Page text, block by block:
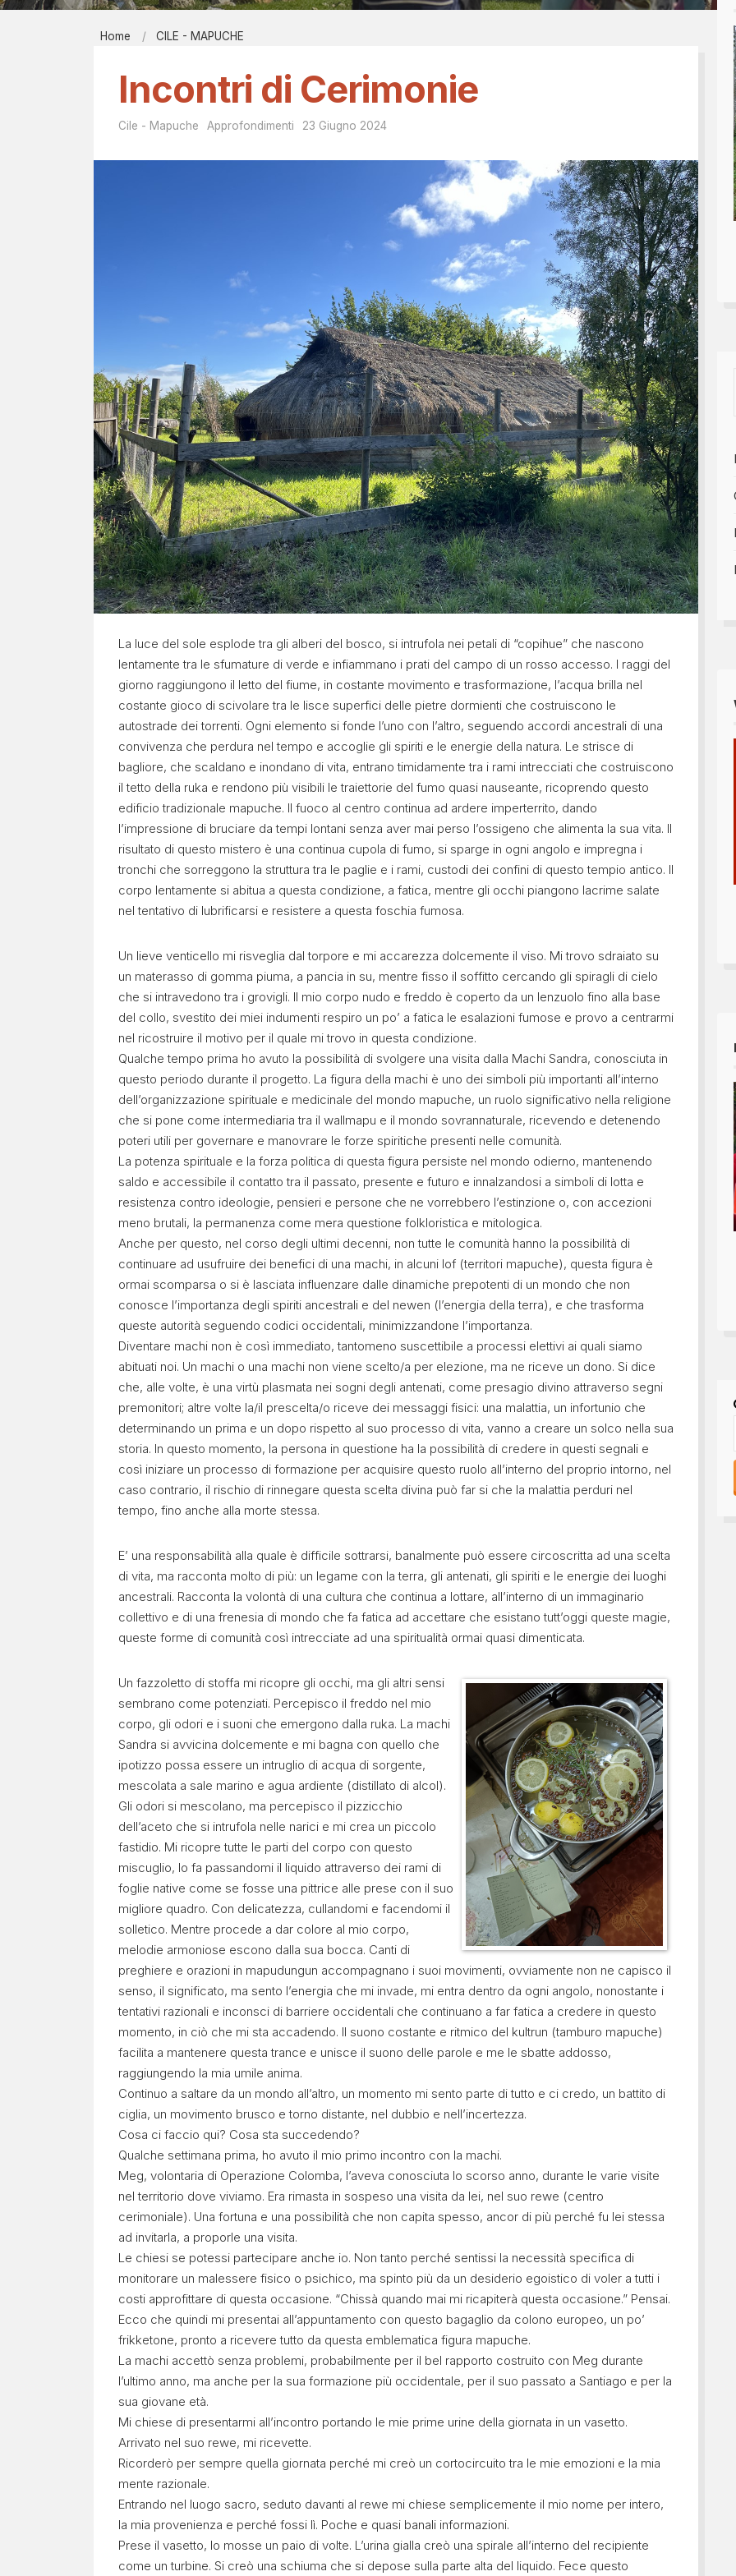
Contatti
Tesseramento 2026
Shop online: magliette,
Home CILE - MAPUCHE
Incontri di Cerimonie
Cile - Mapuche Approfondimenti 23 Giugno 2024
La luce del sole esplode tra gli alberi del bosco, si intrufola nei petali di “copihue” che nascono
lentamente tra le sfumature di verde e infiammano i prati del campo di un rosso accesso. I raggi del
giorno raggiungono il letto del fiume, in costante movimento e trasformazione, l’acqua brilla nel
costante gioco di scivolare tra le lisce superfici delle pietre dormienti che costruiscono le
autostrade dei torrenti. Ogni elemento si fonde l’uno con l’altro, seguendo accordi ancestrali di una
convivenza che perdura nel tempo e accoglie gli spiriti e le energie della natura. Le strisce di
bagliore, che scaldano e inondano di vita, entrano timidamente tra i rami intrecciati che costruiscono
il tetto della ruka e rendono più visibili le traiettorie del fumo quasi nauseante, ricoprendo questo
edificio tradizionale mapuche. Il fuoco al centro continua ad ardere imperterrito, dando
l’impressione di bruciare da tempi lontani senza aver mai perso l’ossigeno che alimenta la sua vita. Il
risultato di questo mistero è una continua cupola di fumo, si sparge in ogni angolo e impregna i
tronchi che sorreggono la struttura tra le paglie e i rami, custodi dei confini di questo tempio antico. Il
corpo lentamente si abitua a questa condizione, a fatica, mentre gli occhi piangono lacrime salate
nel tentativo di lubrificarsi e resistere a questa foschia fumosa.
Un lieve venticello mi risveglia dal torpore e mi accarezza dolcemente il viso. Mi trovo sdraiato su
un materasso di gomma piuma, a pancia in su, mentre fisso il soffitto cercando gli spiragli di cielo
che si intravedono tra i grovigli. Il mio corpo nudo e freddo è coperto da un lenzuolo fino alla base
del collo, svestito dei miei indumenti respiro un po’ a fatica le esalazioni fumose e provo a centrarmi
nel ricostruire il motivo per il quale mi trovo in questa condizione.
Qualche tempo prima ho avuto la possibilità di svolgere una visita dalla Machi Sandra, conosciuta in
questo periodo durante il progetto. La figura della machi è uno dei simboli più importanti all’interno
dell’organizzazione spirituale e medicinale del mondo mapuche, un ruolo significativo nella religione
che si pone come intermediaria tra il wallmapu e il mondo sovrannaturale, ricevendo e detenendo
poteri utili per governare e manovrare le forze spiritiche presenti nelle comunità.
La potenza spirituale e la forza politica di questa figura persiste nel mondo odierno, mantenendo
saldo e accessibile il contatto tra il passato, presente e futuro e innalzandosi a simboli di lotta e
resistenza contro ideologie, pensieri e persone che ne vorrebbero l’estinzione o, con accezioni
meno brutali, la permanenza come mera questione folkloristica e mitologica.
Anche per questo, nel corso degli ultimi decenni, non tutte le comunità hanno la possibilità di
continuare ad usufruire dei benefici di una machi, in alcuni lof (territori mapuche), questa figura è
ormai scomparsa o si è lasciata influenzare dalle dinamiche prepotenti di un mondo che non
conosce l’importanza degli spiriti ancestrali e del newen (l’energia della terra), e che trasforma
queste autorità seguendo codici occidentali, minimizzandone l’importanza.
Diventare machi non è così immediato, tantomeno suscettibile a processi elettivi ai quali siamo
abituati noi. Un machi o una machi non viene scelto/a per elezione, ma ne riceve un dono. Si dice
che, alle volte, è una virtù plasmata nei sogni degli antenati, come presagio divino attraverso segni
premonitori; altre volte la/il prescelta/o riceve dei messaggi fisici: una malattia, un infortunio che
determinando un prima e un dopo rispetto al suo processo di vita, vanno a creare un solco nella sua
storia. In questo momento, la persona in questione ha la possibilità di credere in questi segnali e
così iniziare un processo di formazione per acquisire questo ruolo all’interno del proprio intorno, nel
caso contrario, il rischio di rinnegare questa scelta divina può far si che la malattia perduri nel
tempo, fino anche alla morte stessa.
E’ una responsabilità alla quale è difficile sottrarsi, banalmente può essere circoscritta ad una scelta
di vita, ma racconta molto di più: un legame con la terra, gli antenati, gli spiriti e le energie dei luoghi
ancestrali. Racconta la volontà di una cultura che continua a lottare, all’interno di un immaginario
collettivo e di una frenesia di mondo che fa fatica ad accettare che esistano tutt’oggi queste magie,
queste forme di comunità così intrecciate ad una spiritualità ormai quasi dimenticata.
Un fazzoletto di stoffa mi ricopre gli occhi, ma gli altri sensi
sembrano come potenziati. Percepisco il freddo nel mio
corpo, gli odori e i suoni che emergono dalla ruka. La machi
Sandra si avvicina dolcemente e mi bagna con quello che
ipotizzo possa essere un intruglio di acqua di sorgente,
mescolata a sale marino e agua ardiente (distillato di alcol).
Gli odori si mescolano, ma percepisco il pizzicchio
dell’aceto che si intrufola nelle narici e mi crea un piccolo
fastidio. Mi ricopre tutte le parti del corpo con questo
miscuglio, lo fa passandomi il liquido attraverso dei rami di
foglie native come se fosse una pittrice alle prese con il suo
migliore quadro. Con delicatezza, cullandomi e facendomi il
solletico. Mentre procede a dar colore al mio corpo,
melodie armoniose escono dalla sua bocca. Canti di
preghiere e orazioni in mapudungun accompagnano i suoi movimenti, ovviamente non ne capisco il
senso, il significato, ma sento l’energia che mi invade, mi entra dentro da ogni angolo, nonostante i
tentativi razionali e inconsci di barriere occidentali che continuano a far fatica a credere in questo
momento, in ciò che mi sta accadendo. Il suono costante e ritmico del kultrun (tamburo mapuche)
facilita a mantenere questa trance e unisce il suono delle parole e me le sbatte addosso,
raggiungendo la mia umile anima.
Continuo a saltare da un mondo all’altro, un momento mi sento parte di tutto e ci credo, un battito di
ciglia, un movimento brusco e torno distante, nel dubbio e nell’incertezza.
Cosa ci faccio qui? Cosa sta succedendo?
Qualche settimana prima, ho avuto il mio primo incontro con la machi.
Meg, volontaria di Operazione Colomba, l’aveva conosciuta lo scorso anno, durante le varie visite
nel territorio dove viviamo. Era rimasta in sospeso una visita da lei, nel suo rewe (centro
cerimoniale). Una fortuna e una possibilità che non capita spesso, ancor di più perché fu lei stessa
ad invitarla, a proporle una visita.
Le chiesi se potessi partecipare anche io. Non tanto perché sentissi la necessità specifica di
monitorare un malessere fisico o psichico, ma spinto più da un desiderio egoistico di voler a tutti i
costi approfittare di questa occasione. “Chissà quando mai mi ricapiterà questa occasione.” Pensai.
Ecco che quindi mi presentai all’appuntamento con questo bagaglio da colono europeo, un po’
frikketone, pronto a ricevere tutto da questa emblematica figura mapuche.
La machi accettò senza problemi, probabilmente per il bel rapporto costruito con Meg durante
l’ultimo anno, ma anche per la sua formazione più occidentale, per il suo passato a Santiago e per la
sua giovane età.
Mi chiese di presentarmi all’incontro portando le mie prime urine della giornata in un vasetto.
Arrivato nel suo rewe, mi ricevette.
Ricorderò per sempre quella giornata perché mi creò un cortocircuito tra le mie emozioni e la mia
mente razionale.
Entrando nel luogo sacro, seduto davanti al rewe mi chiese semplicemente il mio nome per intero,
la mia provenienza e perché fossi lì. Poche e quasi banali informazioni.
Prese il vasetto, lo mosse un paio di volte. L’urina gialla creò una spirale all’interno del recipiente
come un turbine. Si creò una schiuma che si depose sulla parte alta del liquido. Fece questo